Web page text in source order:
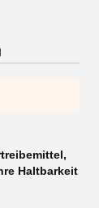
,
Haltbarkeit